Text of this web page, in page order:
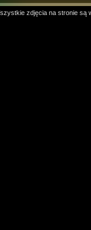
zdjęcia na stronie są